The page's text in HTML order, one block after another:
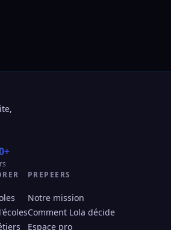
PREPEERS
Notre mission
Comment Lola décide
Espace pro